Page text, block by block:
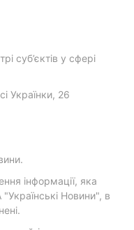
суб’єктів у сфері
Українки, 26
інформації, яка
"Українські Новини", в